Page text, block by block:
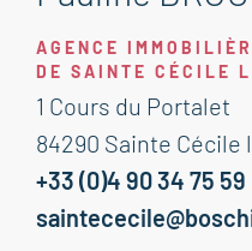
AGENCE
DE SAINTE CÉCILE
1 Cours du Portalet
84290 Sainte Cécile
+33 (0)4 90 34 75 59